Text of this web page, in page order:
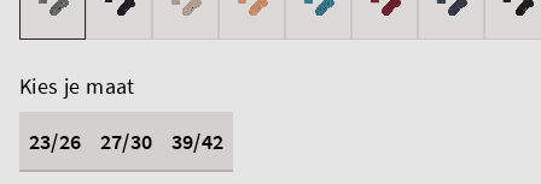
Kies je maat
23/26
27/30 39/42